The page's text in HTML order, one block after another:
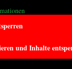
und Inhalte